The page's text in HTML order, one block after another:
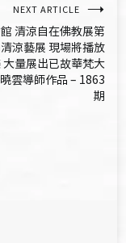
NEXT ARTICLE
清涼自在佛教展第
涼藝展 現場將播放
大量展出已故華梵大
雲導師作品 – 1863
期